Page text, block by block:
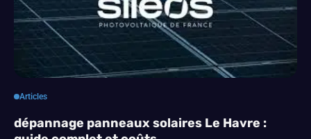
Articles
dépannage panneaux solaires Le Havre :